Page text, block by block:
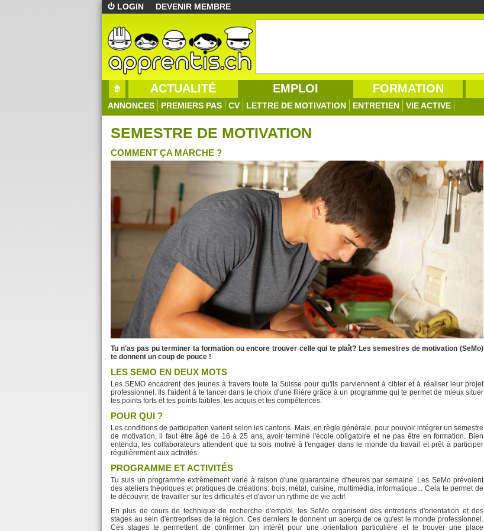
LOGIN DEVENIR MEMBRE
ACTUALITÉ EMPLOI FORMATION
ANNONCES PREMIERS PAS CV LETTRE DE MOTIVATION ENTRETIEN VIE ACTIVE
SEMESTRE DE MOTIVATION
COMMENT ÇA MARCHE ?
Tu n'as pas pu terminer ta formation ou encore trouver celle qui te plaît? Les semestres de motivation (SeMo)
te donnent un coup de pouce !
LES SEMO EN DEUX MOTS
Les SEMO encadrent des jeunes à travers toute la Suisse pour qu'ils parviennent à cibler et à réaliser leur projet
professionnel. Ils t'aident à te lancer dans le choix d'une filière grâce à un programme qui te permet de mieux situer
tes points forts et tes points faibles, tes acquis et tes compétences.
POUR QUI ?
Les conditions de participation varient selon les cantons. Mais, en règle générale, pour pouvoir intégrer un semestre
de motivation, il faut être âgé de 16 à 25 ans, avoir terminé l'école obligatoire et ne pas être en formation. Bien
entendu, les collaborateurs attendent que tu sois motivé à t'engager dans le monde du travail et prêt à participer
régulièrement aux activités.
PROGRAMME ET ACTIVITÉS
Tu suis un programme extrêmement varié à raison d'une quarantaine d'heures par semaine. Les SeMo prévoient
des ateliers théoriques et pratiques de créations: bois, métal, cuisine, multimédia, informatique... Cela te permet de
te découvrir, de travailler sur tes difficultés et d'avoir un rythme de vie actif.
En plus de cours de technique de recherche d'emploi, les SeMo organisent des entretiens d'orientation et des
stages au sein d'entreprises de la région. Ces derniers te donnent un aperçu de ce qu'est le monde professionnel.
Ces stages te permettent de confirmer ton intérêt pour une orientation particulière et te trouver une place